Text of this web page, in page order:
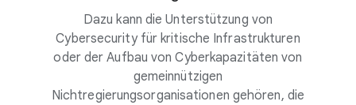
Dazu kann die Unterstützung von
Cybersecurity für kritische Infrastrukturen
oder der Aufbau von Cyberkapazitäten von
gemeinnützigen
Nichtregierungsorganisationen gehören, die